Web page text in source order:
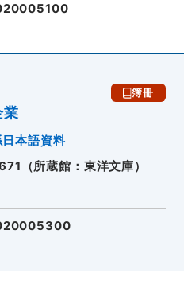
簿冊
本語資料
（所蔵館：東洋文庫）